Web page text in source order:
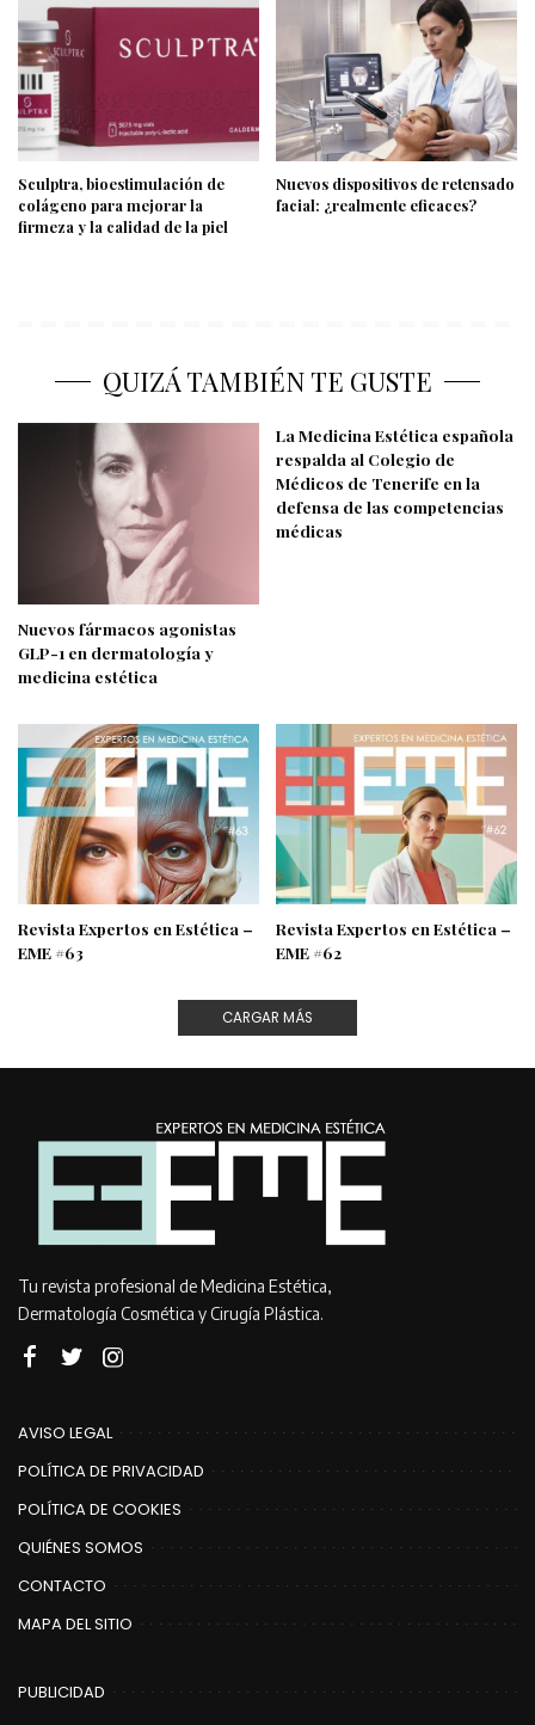
Sculptra, bioestimulación de
colágeno para mejorar la
firmeza y la calidad de la piel
Nuevos dispositivos de retensado
facial: ¿realmente eficaces?
QUIZÁ TAMBIÉN TE GUSTE
Nuevos fármacos agonistas
GLP-1 en dermatología y
medicina estética
La Medicina Estética española
respalda al Colegio de
Médicos de Tenerife en la
defensa de las competencias
médicas
Revista Expertos en Estética –
EME #63
Revista Expertos en Estética –
EME #62
CARGAR MÁS
Tu revista profesional de Medicina Estética,
Dermatología Cosmética y Cirugía Plástica.
AVISO LEGAL
POLÍTICA DE PRIVACIDAD
POLÍTICA DE COOKIES
QUIÉNES SOMOS
CONTACTO
MAPA DEL SITIO
PUBLICIDAD